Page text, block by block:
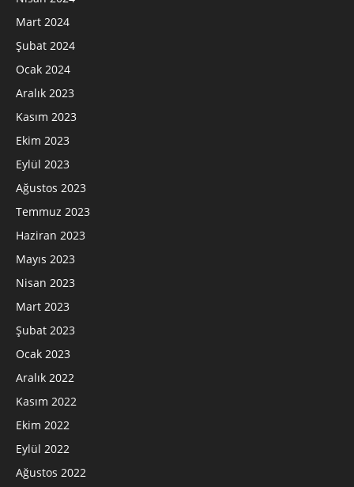
Mart 2024
Şubat 2024
Ocak 2024
Aralık 2023
Kasım 2023
Ekim 2023
Eylül 2023
Ağustos 2023
Temmuz 2023
Haziran 2023
Mayıs 2023
Nisan 2023
Mart 2023
Şubat 2023
Ocak 2023
Aralık 2022
Kasım 2022
Ekim 2022
Eylül 2022
Ağustos 2022